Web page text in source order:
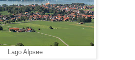
Lago Alpsee